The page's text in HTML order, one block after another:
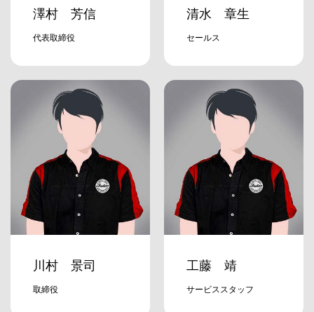
澤村 芳信
代表取締役
清水 章生
セールス
川村 景司
取締役
工藤 靖
サービススタッフ